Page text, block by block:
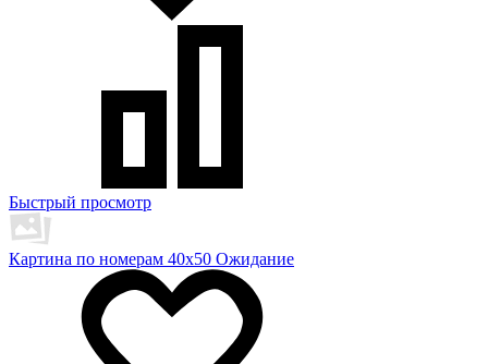
Быстрый просмотр
Картина по номерам 40х50 Ожидание